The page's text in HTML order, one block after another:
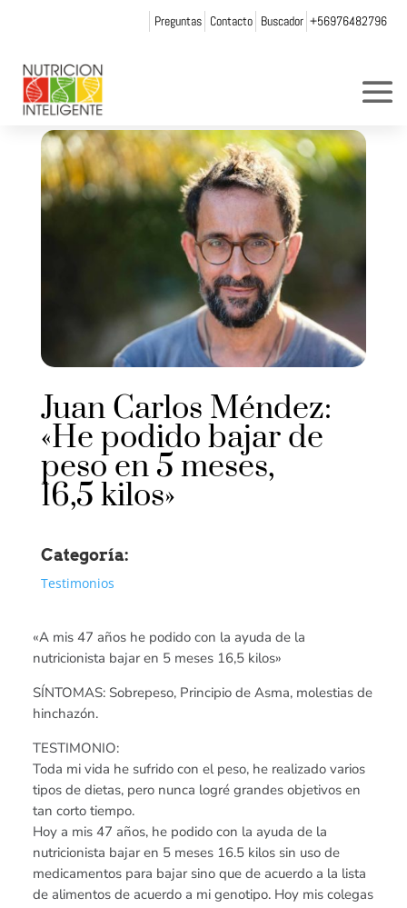
Preguntas Contacto Buscador +56976482796
Juan Carlos Méndez:
«He podido bajar de
peso en 5 meses,
16,5 kilos»
Categoría:
Testimonios
«A mis 47 años he podido con la ayuda de la
nutricionista bajar en 5 meses 16,5 kilos»
SÍNTOMAS: Sobrepeso, Principio de Asma, molestias de
hinchazón.
TESTIMONIO:
Toda mi vida he sufrido con el peso, he realizado varios
tipos de dietas, pero nunca logré grandes objetivos en
tan corto tiempo.
Hoy a mis 47 años, he podido con la ayuda de la
nutricionista bajar en 5 meses 16.5 kilos sin uso de
medicamentos para bajar sino que de acuerdo a la lista
de alimentos de acuerdo a mi genotipo. Hoy mis colegas